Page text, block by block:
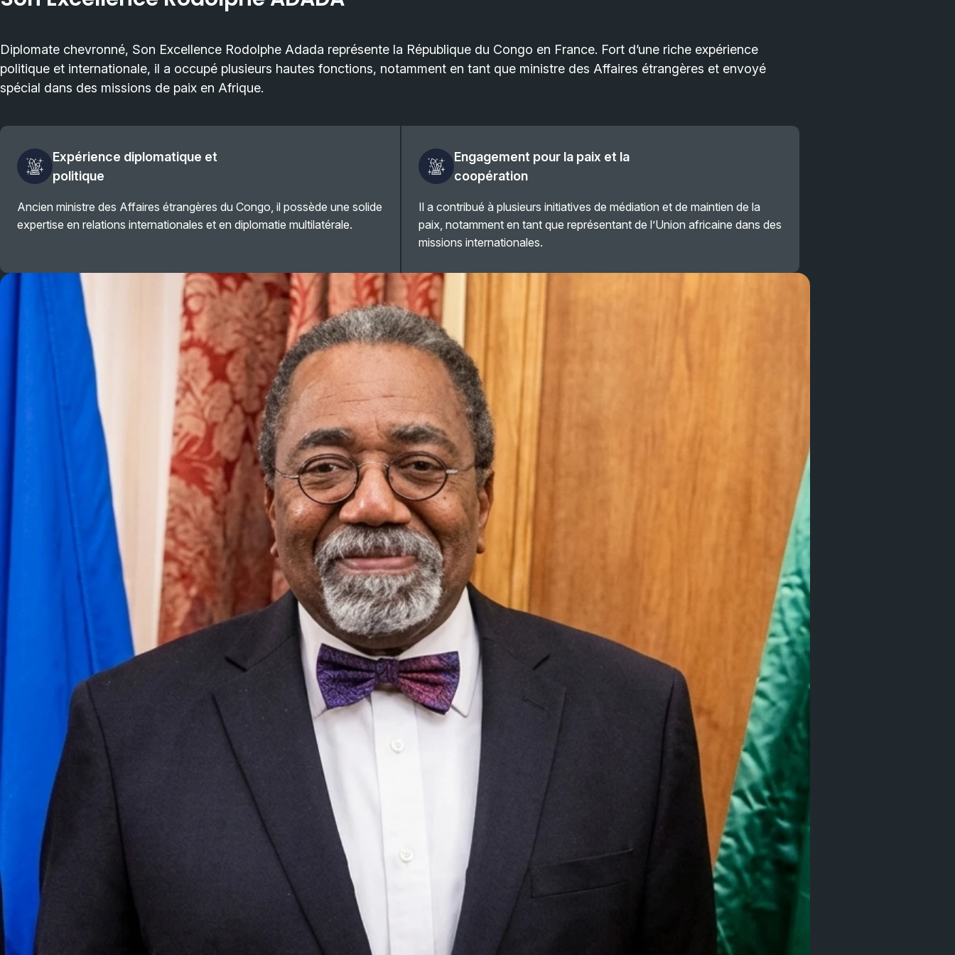
Diplomate chevronné, Son Excellence Rodolphe Adada représente la République du Congo en France. Fort d’une riche expérience
politique et internationale, il a occupé plusieurs hautes fonctions, notamment en tant que ministre des Affaires étrangères et envoyé
spécial dans des missions de paix en Afrique.
Expérience diplomatique et
politique
Ancien ministre des Affaires étrangères du Congo, il possède une solide
expertise en relations internationales et en diplomatie multilatérale.
Engagement pour la paix et la
coopération
Il a contribué à plusieurs initiatives de médiation et de maintien de la
paix, notamment en tant que représentant de l’Union africaine dans des
missions internationales.